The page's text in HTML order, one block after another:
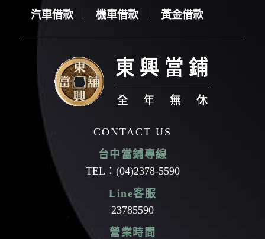
汽車借款 汽車借款
機車借款 機車借款
黃金借款
CONTACT US
台中當鋪專線
TEL： (04)2378-5590
Line客服
23785590
營業時間